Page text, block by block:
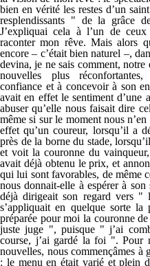
bien en vérité les restes d’un
resplendissants " de la grâce
J’expliquai cela à l’un de
raconter mon rêve. Mais alors
encore – c’était bien naturel –,
devina, je ne sais comment, notre
nouvelles plus
confiance et à concevoir à son
avait en effet le sentiment d’une
abuser qu’elle nous faisait dire
même si sur le moment nous
effet qu’un coureur, lorsqu’il a
près de la borne du stade,
et voit la couronne du
avait déjà obtenu le prix, et
qui lui sont favorables, de même
nous donnait-elle à espérer à
déjà dirigeait son regard vers "
s’appliquait en quelque sorte
préparée pour moi la couronne
juste juge ", puisque " j’ai
course, j’ai gardé la foi ". Pour
nouvelles, nous commençâmes à
: le menu en était varié et plein